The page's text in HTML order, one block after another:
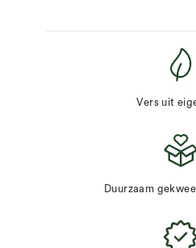
Vers uit
Duurzaam